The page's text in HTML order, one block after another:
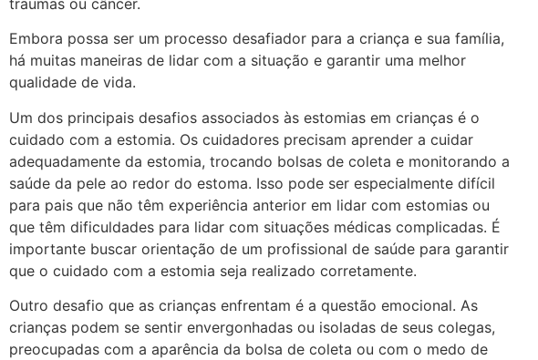
traumas ou câncer.
Embora possa ser um processo desafiador para a criança e sua família,
há muitas maneiras de lidar com a situação e garantir uma melhor
qualidade de vida.
Um dos principais desafios associados às estomias em crianças é o
cuidado com a estomia. Os cuidadores precisam aprender a cuidar
adequadamente da estomia, trocando bolsas de coleta e monitorando a
saúde da pele ao redor do estoma. Isso pode ser especialmente difícil
para pais que não têm experiência anterior em lidar com estomias ou
que têm dificuldades para lidar com situações médicas complicadas. É
importante buscar orientação de um profissional de saúde para garantir
que o cuidado com a estomia seja realizado corretamente.
Outro desafio que as crianças enfrentam é a questão emocional. As
crianças podem se sentir envergonhadas ou isoladas de seus colegas,
preocupadas com a aparência da bolsa de coleta ou com o medo de